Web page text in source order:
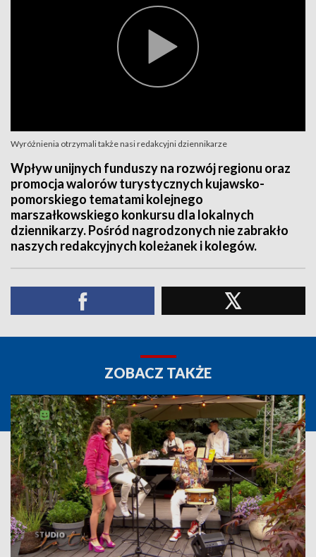
Wyróżnienia otrzymali także nasi redakcyjni dziennikarze
Wpływ unijnych funduszy na rozwój regionu oraz
promocja walorów turystycznych kujawsko-
pomorskiego tematami kolejnego
marszałkowskiego konkursu dla lokalnych
dziennikarzy. Pośród nagrodzonych nie zabrakło
naszych redakcyjnych koleżanek i kolegów.
ZOBACZ TAKŻE